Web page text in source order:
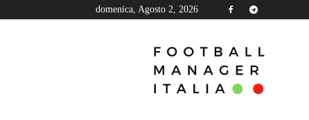
domenica, Agosto 2, 2026
Football
Manager
Italia